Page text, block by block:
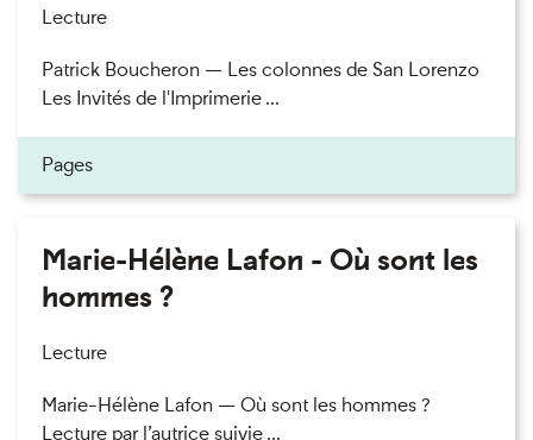
Lecture
Patrick Boucheron — Les colonnes de San Lorenzo
Les Invités de l'Imprimerie ...
Pages
Marie-Hélène Lafon - Où sont les
hommes ?
Lecture
Marie-Hélène Lafon — Où sont les hommes ?
Lecture par l’autrice suivie ...